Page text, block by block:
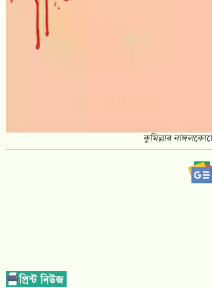
কুমিল্লার